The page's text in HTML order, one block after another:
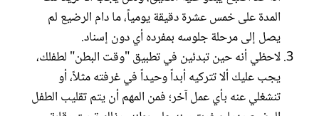
المدة على خمس عشرة دقيقة يومياً، ما دام الرضيع لم
يصل إلى مرحلة جلوسه بمفرده أي دون إسناد.
لاحظي أنه حين تبدئين في تطبيق "وقت البطن" لطفلك،
يجب عليك ألا تتركيه أبداً وحيداً في غرفته مثلاً، أو
تنشغلي عنه بأي عمل آخر؛ فمن المهم أن يتم تقليب الطفل